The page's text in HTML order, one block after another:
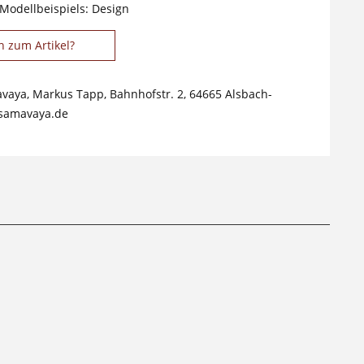
Design
zum Artikel?
Markus Tapp, Bahnhofstr. 2, 64665 Alsbach-